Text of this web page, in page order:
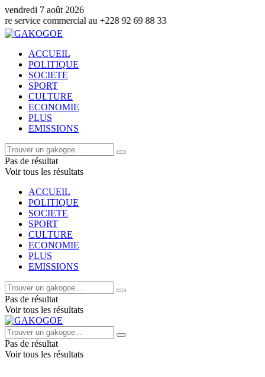
vendredi 7 août 2026
au +228 92 69 88 33
ACCUEIL
POLITIQUE
SOCIETE
SPORT
CULTURE
ECONOMIE
PLUS
EMISSIONS
Pas de résultat
Voir tous les résultats
ACCUEIL
POLITIQUE
SOCIETE
SPORT
CULTURE
ECONOMIE
PLUS
EMISSIONS
Pas de résultat
Voir tous les résultats
Pas de résultat
Voir tous les résultats